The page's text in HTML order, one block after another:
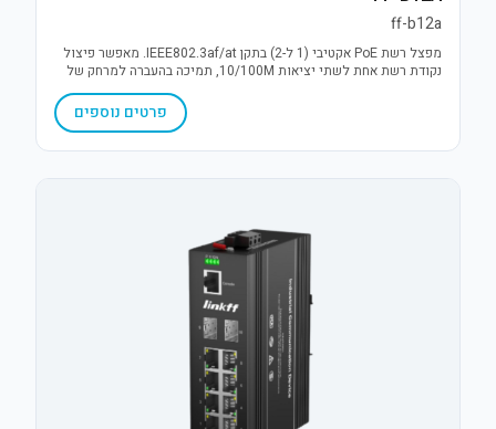
ff-b12a
מפצל רשת PoE אקטיבי (1 ל-2) בתקן IEEE802.3af/at. מאפשר פיצול
נקודת רשת אחת לשתי יציאות 10/100M, תמיכה בהעברה למרחק של
פרטים נוספים